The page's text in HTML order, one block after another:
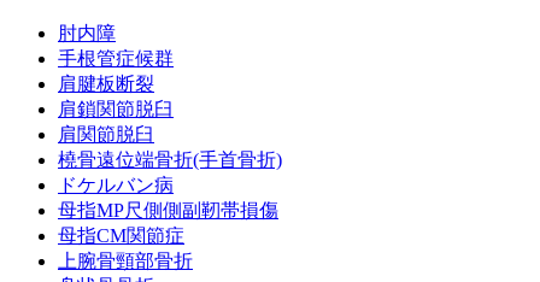
肘内障
手根管症候群
肩腱板断裂
肩鎖関節脱臼
肩関節脱臼
橈骨遠位端骨折(手首骨折)
ドケルバン病
母指MP尺側側副靭帯損傷
母指CM関節症
上腕骨頸部骨折